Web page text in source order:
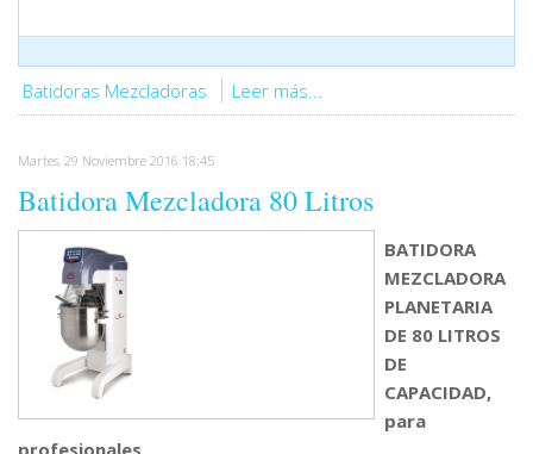
Batidoras Mezcladoras Leer más...
Martes, 29 Noviembre 2016 18:45
Batidora Mezcladora 80 Litros
BATIDORA
MEZCLADORA
PLANETARIA
DE 80 LITROS
DE
CAPACIDAD,
para
profesionales.